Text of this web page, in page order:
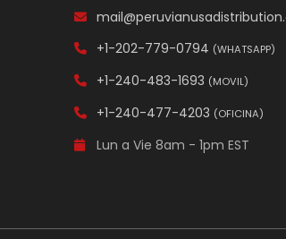
+1-202-779-0794 (WHATSAPP)
+1-240-483-1693 (MOVIL)
+1-240-477-4203 (OFICINA)
Lun a Vie 8am - 1pm EST